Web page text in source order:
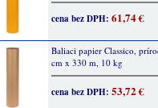
cena bez DPH: 61,74 €
Baliaci papier Classico,
cm x 330 m, 10 kg
cena bez DPH: 53,72 €